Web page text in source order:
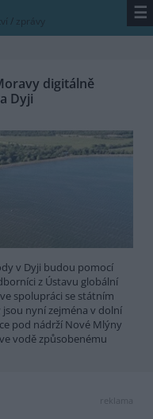
/ zprávy ☰
digitálně
Dyji
v Dyji budou pomocí
z Ústavu globální
spolupráci se státním
nyní zejména v dolní
pod nádrží Nové Mlýny
vodě způsobenému
reklama